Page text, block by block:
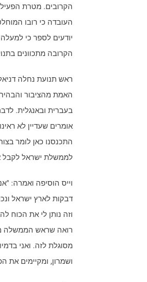
הקרובים. מטרת
העובדה כי רובו
הקרובה מתכוונים
ראש תנועת נחלה
האמת מהציבור
בעברית ובאנגלית.
אומרים שעדיין לא
התכנסנו כאן לומר
לממשלת ישראל לקבל
וייס הוסיפה ואמרה:
דבקות לארץ ישראל
וזה נותן לי את הכוח
רואה שראש הממשלה
מסוגלת לזה. ואני
ושמרון, ומקיימים את